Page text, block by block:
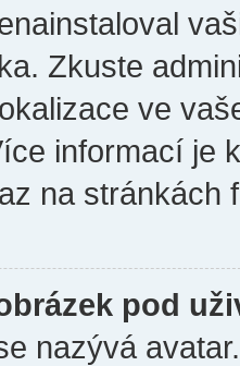
Zkuste
ve
informací je
na stránkách
pod
nazývá